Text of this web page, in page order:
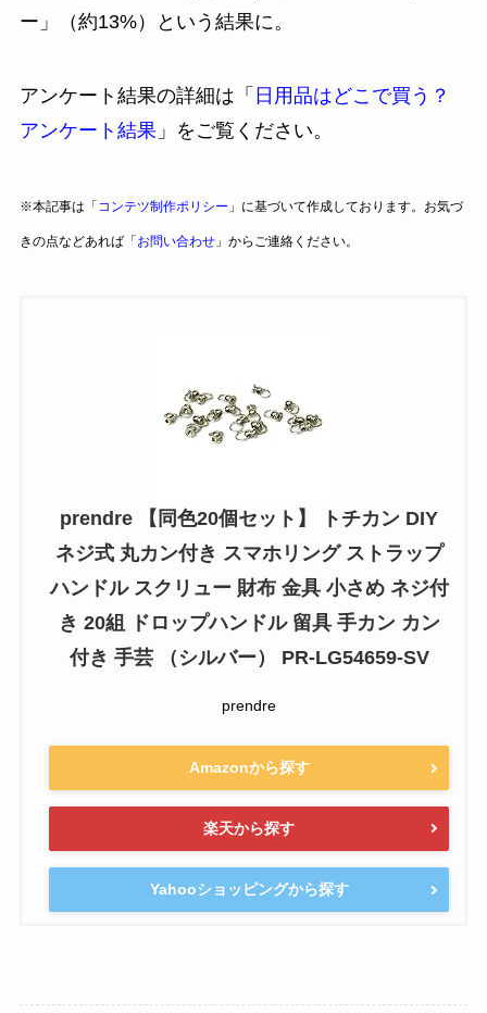
ー」（約13%）という結果に。
アンケート結果の詳細は「 日用品はどこで買う？
アンケート結果 」をご覧ください。
※本記事は「 コンテツ制作ポリシー 」に基づいて作成しております。お気づ
きの点などあれば「 お問い合わせ」からご連絡ください。
prendre 【同色20個セット】 トチカン DIY
ネジ式 丸カン付き スマホリング ストラップ
ハンドル スクリュー 財布 金具 小さめ ネジ付
き 20組 ドロップハンドル 留具 手カン カン
付き 手芸 （シルバー） PR-LG54659-SV
prendre
Amazonから探す
楽天から探す
Yahooショッピングから探す